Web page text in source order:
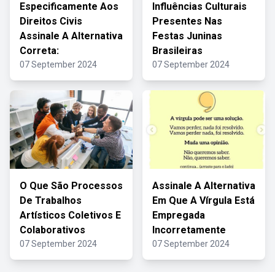
Especificamente Aos
Direitos Civis
Assinale A Alternativa
Correta:
07 September 2024
Influências Culturais
Presentes Nas
Festas Juninas
Brasileiras
07 September 2024
O Que São Processos
De Trabalhos
Artísticos Coletivos E
Colaborativos
07 September 2024
Assinale A Alternativa
Em Que A Vírgula Está
Empregada
Incorretamente
07 September 2024